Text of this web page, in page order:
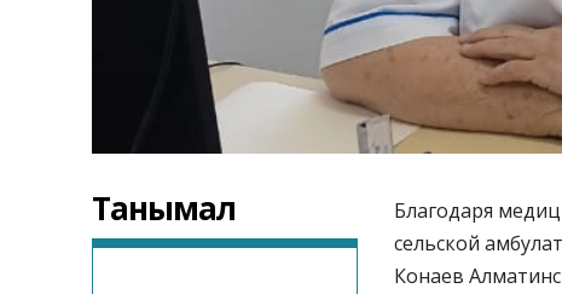
Танымал
Благодаря
сельской
Конаев